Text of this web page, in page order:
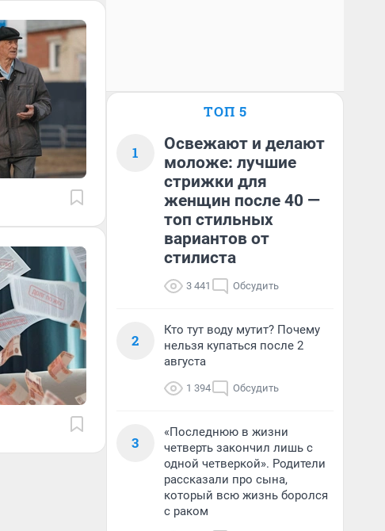
ТОП 5
1
Освежают и делают
моложе: лучшие
стрижки для
женщин после 40 —
топ стильных
вариантов от
стилиста
3 441 Обсудить
2
Кто тут воду мутит? Почему
нельзя купаться после 2
августа
1 394 Обсудить
3
«Последнюю в жизни
четверть закончил лишь с
одной четверкой». Родители
рассказали про сына,
который всю жизнь боролся
с раком